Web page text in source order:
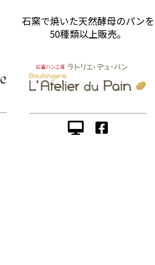
石窯で焼いた天然酵母のパンを
50種類以上販売。